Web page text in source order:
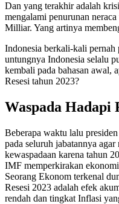
Dan yang terakhir adalah
mengalami penurunan
Milliar. Yang artinya
Indonesia berkali-kali pernah
untungnya Indonesia selalu
kembali pada bahasan awal,
Resesi tahun 2023?
Waspada Hadapi
Beberapa waktu lalu
pada seluruh jabatannya
kewaspadaan karena tahun
IMF memperkirakan
Seorang Ekonom terkenal
Resesi 2023 adalah efek
rendah dan tingkat Inflasi